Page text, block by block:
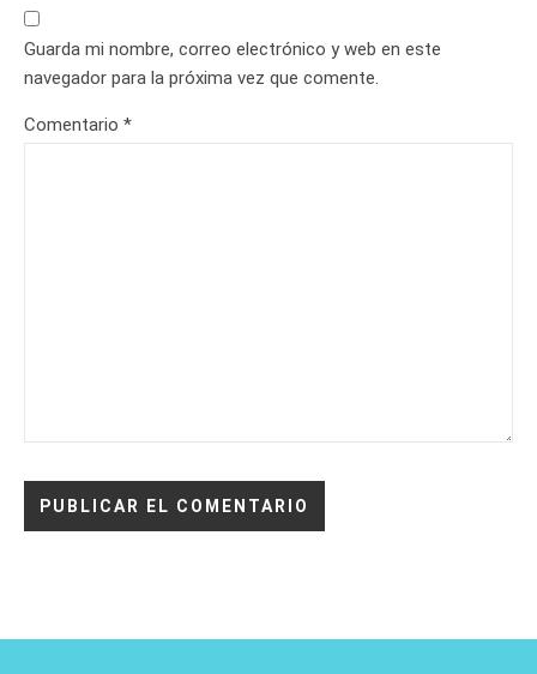
Guarda mi nombre, correo electrónico y web en este
navegador para la próxima vez que comente.
Comentario *